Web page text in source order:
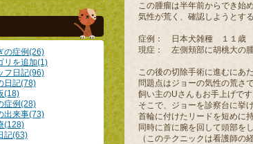
の症例(26)
リを追加(1)
フ日記(96)
日記(78)
(18)
症例(28)
出来事(73)
(128)
記(63)
この腫瘤は半年前からでき始
気性が荒く、確認しようとす
症例： 日本犬雑種 １
現症： 左側頬部に胡桃大
この後の切除手術に進むにあ
問題点はジョーの気性の荒さ
飼い主のUさんもお手上げです
そこで、ジョーを診察台に挙げ
首輪に付けたリードを短めに
同時に首に腕を回して頭部を
（このテクニックは看護師の